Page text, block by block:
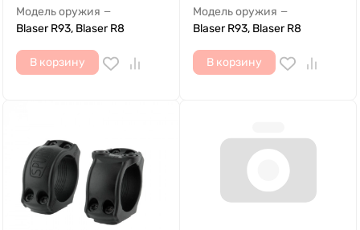
Модель оружия —
Blaser R93, Blaser R8
В корзину
Модель оружия —
Blaser R93, Blaser R8
В корзину